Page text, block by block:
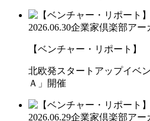
2026.06.30企業家倶楽部アー
【ベンチャー・リポート】
北欧発スタートアップイベ
Ａ」開催
2026.06.29企業家倶楽部アー